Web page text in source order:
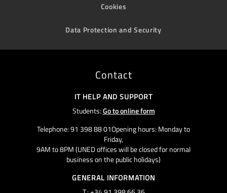
Cookies
Data Protection and Security
Contact
IT HELP AND SUPPORT
Students:Go to online form
Telephone: 91 398 88 01Opening hours: Monday to
Friday,
9AM to 8PM (UNED offices will be closed for normal
business on the public holidays)
GENERAL INFORMATION